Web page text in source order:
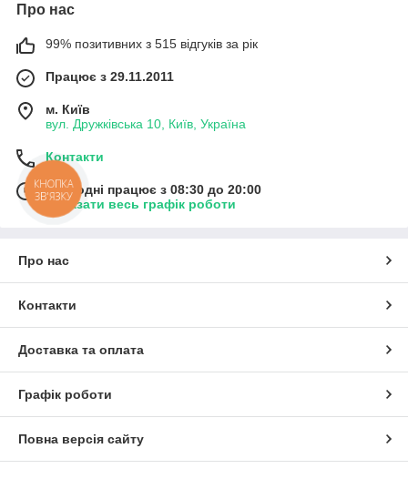
Про нас
99% позитивних з 515 відгуків за рік
Працює з 29.11.2011
м. Київ
вул. Дружківська 10, Київ, Україна
Контакти
Сьогодні працює з 08:30 до 20:00
Показати весь графік роботи
Про нас
Контакти
Доставка та оплата
Графік роботи
Повна версія сайту
КНОПКА
ЗВ'ЯЗКУ